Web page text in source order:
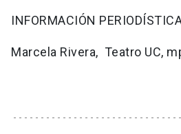
INFORMACIÓN
Marcela Rivera, Teatro UC,